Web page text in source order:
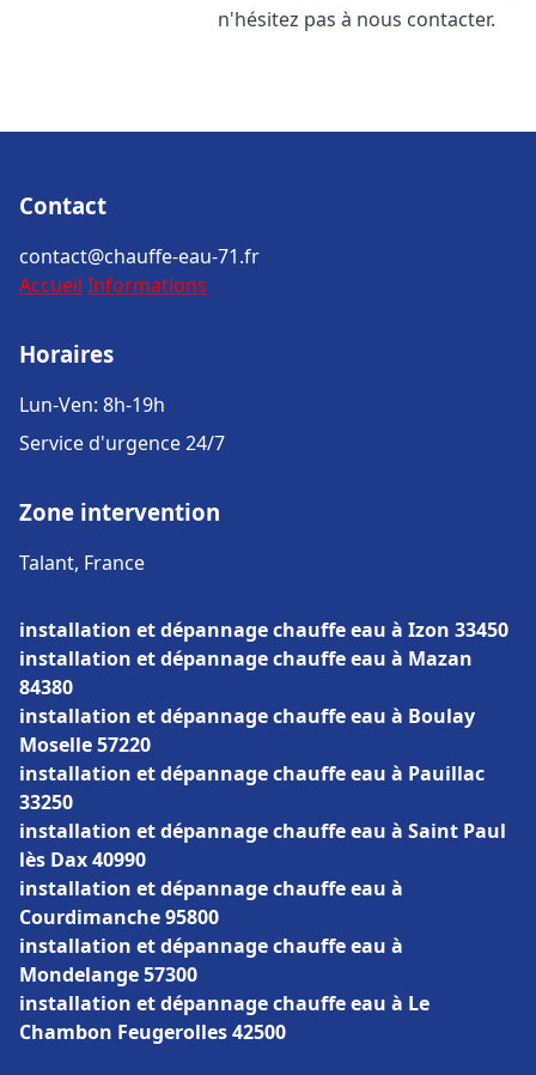
n'hésitez pas à nous contacter.
Contact
contact@chauffe-eau-71.fr
Accueil Informations
Horaires
Lun-Ven: 8h-19h
Service d'urgence 24/7
Zone intervention
Talant, France
installation et dépannage chauffe eau à Izon 33450
installation et dépannage chauffe eau à Mazan
84380
installation et dépannage chauffe eau à Boulay
Moselle 57220
installation et dépannage chauffe eau à Pauillac
33250
installation et dépannage chauffe eau à Saint Paul
lès Dax 40990
installation et dépannage chauffe eau à
Courdimanche 95800
installation et dépannage chauffe eau à
Mondelange 57300
installation et dépannage chauffe eau à Le
Chambon Feugerolles 42500